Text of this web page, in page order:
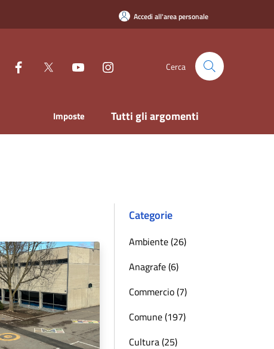
Accedi all'area personale
Cerca
Imposte Tutti gli argomenti
Categorie
Ambiente (26)
Anagrafe (6)
Commercio (7)
Comune (197)
Cultura (25)